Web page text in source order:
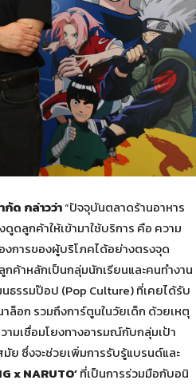
ด กล่าวว่า“ปัจจุบันตลาดร้านอาหาร
ดลูกค้าให้เข้ามาใช้บริการ คือ ความ
การของผู้บริโภคได้อย่างตรงจุด
กค้าหลักเป็นกลุ่มนักเรียนและคนทำงาน
รรมป๊อป (Pop Culture) ที่เคยได้รับ
ล็อก รวมถึงการ์ตูนในวัยเด็ก ด้วยเหตุ
ามเชื่อมโยงทางอารมณ์กับกลุ่มเป้า
ย ซึ่งจะช่วยเพิ่มการรับรู้แบรนด์และ
x NARUTO’ที่เป็นการร่วมมือกับอนิ